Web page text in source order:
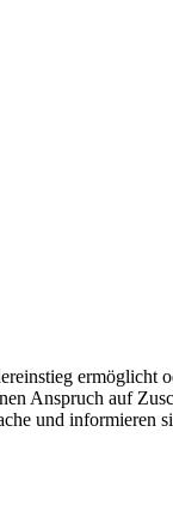
ermöglicht
Anspruch auf
und